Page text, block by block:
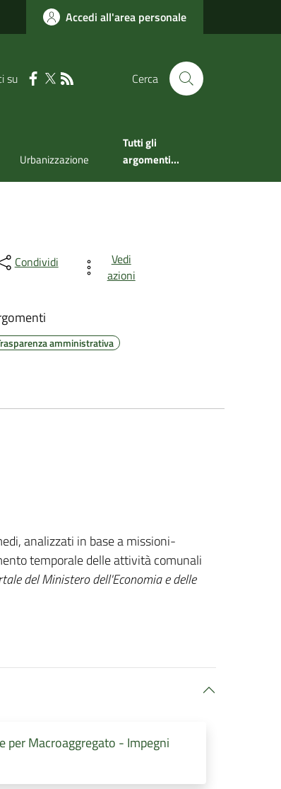
Accedi all'area personale
su Cerca
Urbanizzazione
Tutti gli
argomenti...
Condividi
Vedi
azioni
amministrativa
analizzati in base a missioni-
temporale delle attività comunali
del Ministero dell'Economia e delle
per Macroaggregato - Impegni